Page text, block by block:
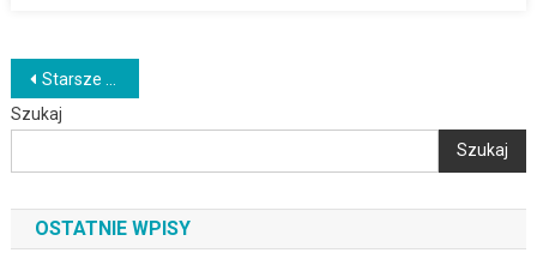
Nawigacja
po
wpisach
Starsze wpisy
Szukaj
Szukaj
OSTATNIE WPISY